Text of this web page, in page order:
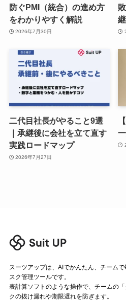
防ぐPMI（統合）の進め方
をわかりやすく解説
2026年7月30日
二代目社長がやること9選
｜承継後に会社を立て直す
実践ロードマップ
2026年7月27日
スーツアップは、AIでかんたん、チーム
スク管理ツールです。
表計算ソフトのような操作で、チームの
クの抜け漏れや期限遅れを防ぎます。